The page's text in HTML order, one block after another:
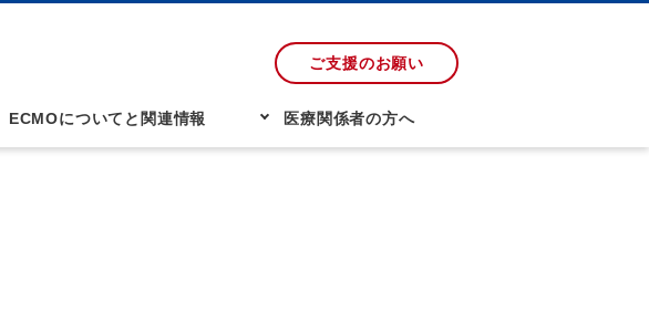
ご支援のお願い
ECMOについてと関連情報 医療関係者の方へ